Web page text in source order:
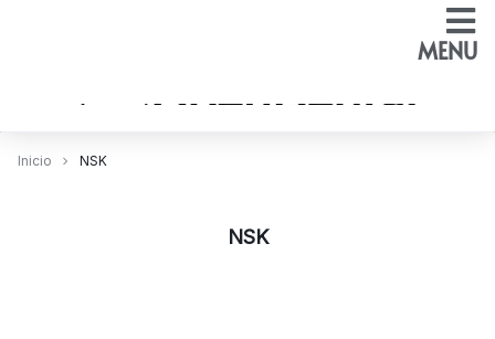
MENU
Inicio NSK
NSK